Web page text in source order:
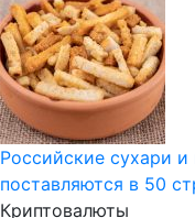
Российские сухари и
поставляются в 50
Криптовалюты